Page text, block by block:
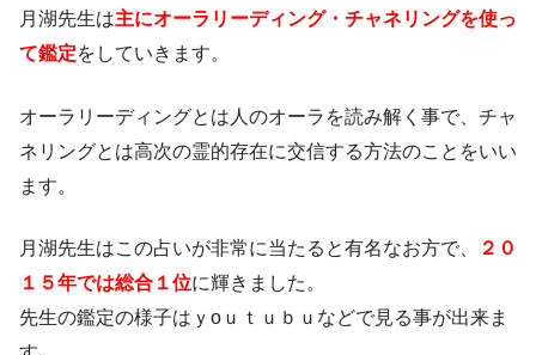
月湖先生は主にオーラリーディング・チャネリングを使っ
て鑑定をしていきます。
オーラリーディングとは人のオーラを読み解く事で、チャ
ネリングとは高次の霊的存在に交信する方法のことをいい
ます。
月湖先生はこの占いが非常に当たると有名なお方で、
２０
１５年では総合１位に輝きました。
先生の鑑定の様子はｙoｕｔｕｂｕなどで見る事が出来ま